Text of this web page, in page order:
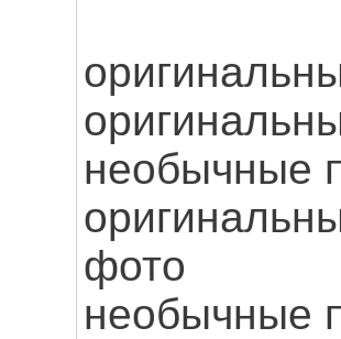
необычные
фото
необычные